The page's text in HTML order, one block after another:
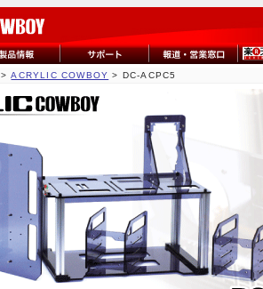
>ACRYLIC COWBOY > DC-ACPC5